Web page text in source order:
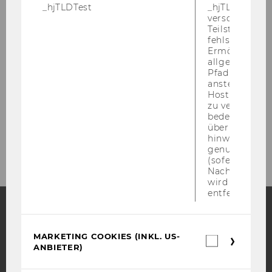
_hjTLDTest
_hjTLDTest-
verschiedene
Teilstrings,
fehlschlägt.
Ermöglicht,
Pfad zu
anstelle des
Hostnamens
zu
bedeutet,
über
hinweg
genutzt
(sofern
Nach dieser
wird das
entfernt.
MARKETING COOKIES (INKL. US-
ANBIETER)